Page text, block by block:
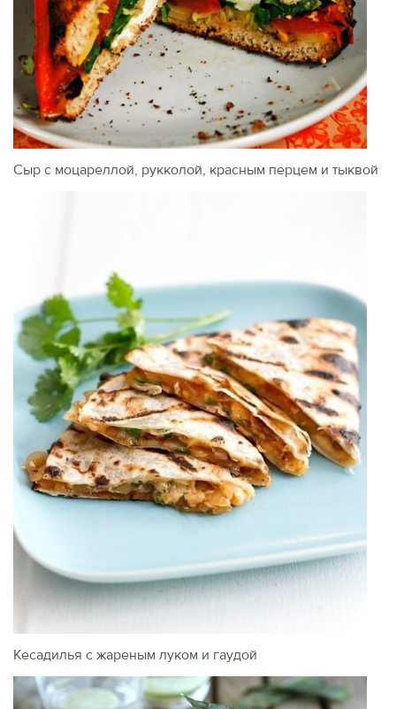
Сыр с моцареллой, рукколой, красным перцем и тыквой
Кесадилья с жареным луком и гаудой